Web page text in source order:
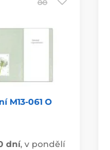
M13-061 O
dní, v pondělí